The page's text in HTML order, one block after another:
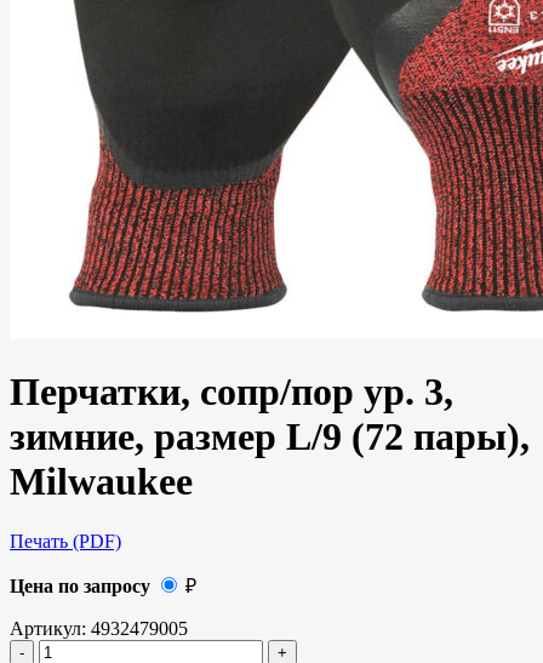
Перчатки, сопр/пор ур. 3,
зимние, размер L/9 (72 пары),
Milwaukee
Печать (PDF)
Цена по запросу ₽
Артикул: 4932479005